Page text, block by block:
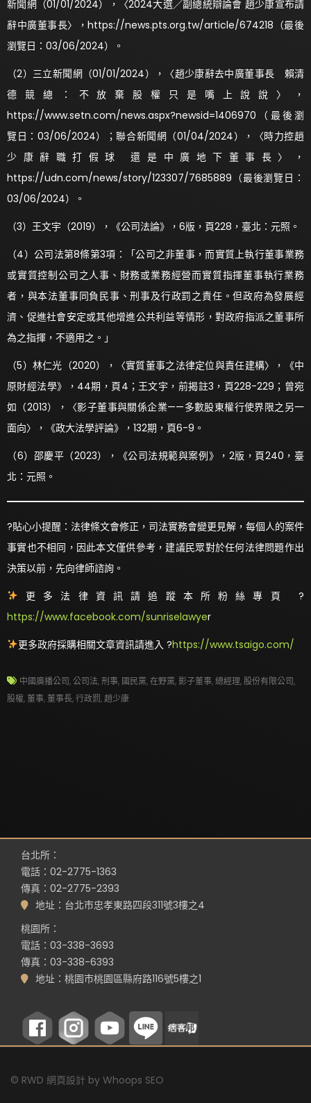
新聞網（01/01/2024），〈2024大選／副總統辯論會 趙少康宣布請
辭中廣董事長〉，https://news.pts.org.tw/article/674218（最後
瀏覽日：03/06/2024）。
（2）三立新聞網（01/01/2024），〈趙少康辭去中廣董事長 賴清
德競總：不放棄股權只是嘴上說說〉，
https://www.setn.com/news.aspx?newsid=1406970（最後瀏
覽日：03/06/2024）；聯合新聞網（01/04/2024），〈時力控趙
少康辭職打假球 還是中廣地下董事長〉，
https://udn.com/news/story/123307/7685889（最後瀏覽日：
03/06/2024）。
（3）王文宇（2019），《公司法論》，6版，頁228，臺北：元照。
（4）公司法第8條第3項：「公司之非董事，而實質上執行董事業務
或實質控制公司之人事、財務或業務經營而實質指揮董事執行業務
者，與本法董事同負民事、刑事及行政罰之責任。但政府為發展經
濟、促進社會安定或其他增進公共利益等情形，對政府指派之董事所
為之指揮，不適用之。」
（5）林仁光（2020），〈實質董事之法律定位與責任建構〉，《中
原財經法學》，44期，頁4；王文宇，前揭註3，頁228-229；曾宛
如（2013），〈影子董事與關係企業——多數股東權行使界限之另一
面向〉，《政大法學評論》，132期，頁6-9。
（6）邵慶平（2023），《公司法規範與案例》，2版，頁240，臺
北：元照。
?貼心小提醒：法律條文會修正，司法實務會變更見解，每個人的案件
事實也不相同，因此本文僅供參考，建議民眾對於任何法律問題作出
決策以前，先向律師諮詢。
更多法律資訊請追蹤本所粉絲專頁 ?
https://www.facebook.com/sunriselawyer
更多政府採購相關文章資訊請進入 ?https://www.tsaigo.com/
中國廣播公司,公司法,刑事, 國民黨,在野黨, 影子董事,總經理,股份有限公司,
股權, 董事, 董事長,行政罰,趙少康
台北所：
電話：02-2775-1363
傳真：02-2775-2393
地址：台北市忠孝東路四段311號3樓之4
桃園所：
電話：03-338-3693
傳真：03-338-6393
地址：桃園市桃園區縣府路116號5樓之1
© RWD 網頁設計 by Whoops SEO